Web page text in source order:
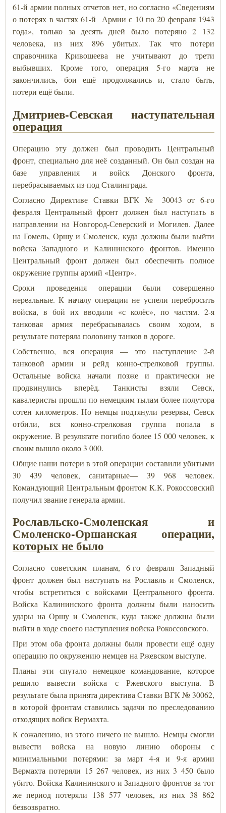
61-й армии полных отчетов нет, но согласно «Сведениям
о потерях в частях 61-й Армии с 10 по 20 февраля 1943
года», только за десять дней было потеряно 2 132
человека, из них 896 убитых. Так что потери
справочника Кривошеева не учитывают до трети
выбывших. Кроме того, операция 5-го марта не
закончились, бои ещё продолжались и, стало быть,
потери ещё были.
Дмитриев-Севская наступательная
операция
Операцию эту должен был проводить Центральный
фронт, специально для неё созданный. Он был создан на
базе управления и войск Донского фронта,
перебрасываемых из-под Сталинграда.
Согласно Директиве Ставки ВГК № 30043 от 6-го
февраля Центральный фронт должен был наступать в
направлении на Новгород-Северский и Могилев. Далее
на Гомель, Оршу и Смоленск, куда должны были выйти
войска Западного и Калининского фронтов. Именно
Центральный фронт должен был обеспечить полное
окружение группы армий «Центр».
Сроки проведения операции были совершенно
нереальные. К началу операции не успели перебросить
войска, в бой их вводили «с колёс», по частям. 2-я
танковая армия перебрасывалась своим ходом, в
результате потеряла половину танков в дороге.
Собственно, вся операция — это наступление 2-й
танковой армии и рейд конно-стрелковой группы.
Остальные войска начали позже и практически не
продвинулись вперёд. Танкисты взяли Севск,
кавалеристы прошли по немецким тылам более полутора
сотен километров. Но немцы подтянули резервы, Севск
отбили, вся конно-стрелковая группа попала в
окружение. В результате погибло более 15 000 человек, к
своим вышло около 3 000.
Общие наши потери в этой операции составили убитыми
30 439 человек, санитарные— 39 968 человек.
Командующий Центральным фронтом К.К. Рокоссовский
получил звание генерала армии.
Рославльско-Смоленская и
Смоленско-Оршанская операции,
которых не было
Согласно советским планам, 6-го февраля Западный
фронт должен был наступать на Рославль и Смоленск,
чтобы встретиться с войсками Центрального фронта.
Войска Калининского фронта должны были наносить
удары на Оршу и Смоленск, куда также должны были
выйти в ходе своего наступления войска Рокоссовского.
При этом оба фронта должны были провести ещё одну
операцию по окружению немцев на Ржевском выступе.
Планы эти спутало немецкое командование, которое
решило вывести войска с Ржевского выступа. В
результате была принята директива Ставки ВГК № 30062,
в которой фронтам ставились задачи по преследованию
отходящих войск Вермахта.
К сожалению, из этого ничего не вышло. Немцы смогли
вывести войска на новую линию обороны с
минимальными потерями: за март 4-я и 9-я армии
Вермахта потеряли 15 267 человек, из них 3 450 было
убито. Войска Калининского и Западного фронтов за тот
же период потеряли 138 577 человек, из них 38 862
безвозвратно.